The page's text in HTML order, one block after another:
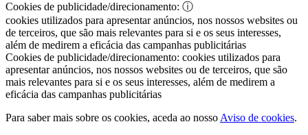
Cookies de publicidade/direcionamento: ⓘ
cookies utilizados para apresentar anúncios, nos nossos websites ou
de terceiros, que são mais relevantes para si e os seus interesses,
além de medirem a eficácia das campanhas publicitárias
Cookies de publicidade/direcionamento: cookies utilizados para
apresentar anúncios, nos nossos websites ou de terceiros, que são
mais relevantes para si e os seus interesses, além de medirem a
eficácia das campanhas publicitárias
Para saber mais sobre os cookies, aceda ao nosso Aviso de cookies.